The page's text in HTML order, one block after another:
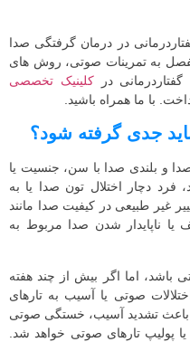
در درمان گرفتگی صدا
به تمرینات صوتی، روش‌ های
درکلینیک تخصصی
با ما همراه باشید.
جدی گرفته شود؟
و بلندی صدا با سن، جنسیت یا
فرد دچار اختلال تون صدا یا به
غیر طبیعی در کیفیت صدا مانند
ناپایدار شدن صدا مربوط به
اما اگر بیش از چند هفته
صوتی یا آسیب به تارهای
تشدید آسیب، خستگی صوتی
پولیپ تارهای صوتی خواهد شد.